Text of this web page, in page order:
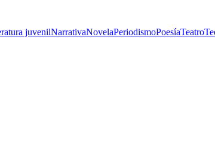
juvenilNarrativaNovelaPeriodismoPoesíaTeatro